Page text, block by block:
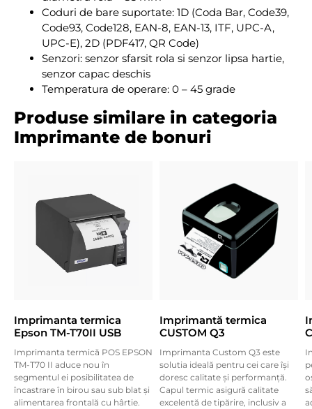
Coduri de bare suportate: 1D (Coda Bar, Code39,
Code93, Code128, EAN-8, EAN-13, ITF, UPC-A,
UPC-E), 2D (PDF417, QR Code)
Senzori: senzor sfarsit rola si senzor lipsa hartie,
senzor capac deschis
Temperatura de operare: 0 – 45 grade
Produse similare in categoria
Imprimante de bonuri
Imprimanta termica
Epson TM-T70II USB
Imprimanta termică POS EPSON
TM-T70 II aduce nou în
segmentul ei posibilitatea de
încastrare în birou sau sub blat și
alimentarea frontală cu hârtie.
Imprimantă termica
CUSTOM Q3
Imprimanta Custom Q3 este
solutia ideală pentru cei care își
doresc calitate și performanță.
Capul termic asigură calitate
excelentă de tipărire, inclusiv a